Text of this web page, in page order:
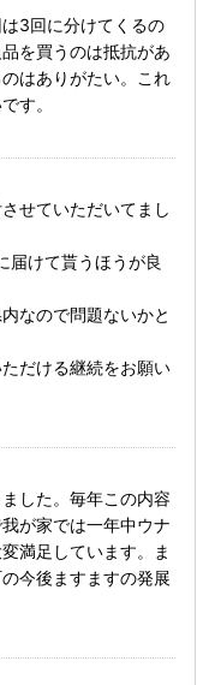
3回に分けてくるの
を買うのは抵抗があ
はありがたい。これ
す。
せていただいてまし
届けて貰うほうが良
なので問題ないかと
だける継続をお願い
した。毎年この内容
が家では一年中ウナ
満足しています。ま
今後ますますの発展